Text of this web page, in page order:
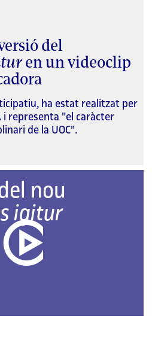
del
en un videoclip
ha estat realitzat per
i representa "el caràcter
de la UOC".
nou
igitur